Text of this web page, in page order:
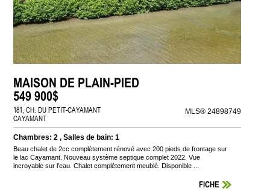
MAISON DE PLAIN-PIED
549 900$
181, CH. DU PETIT-CAYAMANT
CAYAMANT
MLS® 24898749
Chambres: 2 , Salles de bain: 1
Beau chalet de 2cc complètement rénové avec 200 pieds de frontage sur
le lac Cayamant. Nouveau système septique complet 2022. Vue
incroyable sur l'eau. Chalet complètement meublé. Disponible ...
FICHE